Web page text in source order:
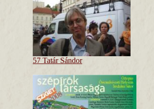
57 Tatár Sándor